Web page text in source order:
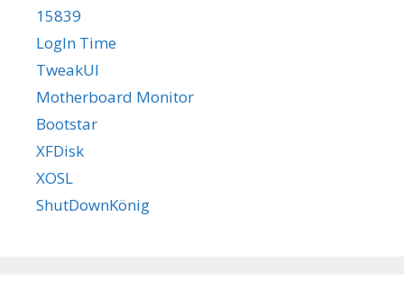
15839
LogIn Time
TweakUI
Motherboard Monitor
Bootstar
XFDisk
XOSL
ShutDownKönig